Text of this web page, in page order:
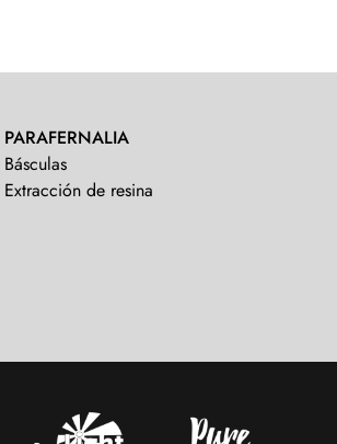
PARAFERNALIA
Básculas
Extracción de resina